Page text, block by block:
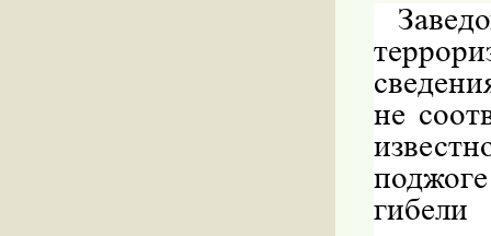
не